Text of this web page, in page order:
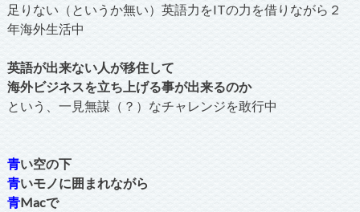
足りない（というか無い）英語力をITの力を借りながら２
年海外生活中
英語が出来ない人が移住して
海外ビジネスを立ち上げる事が出来るのか
という、一見無謀（？）なチャレンジを敢行中
青い空の下
青いモノに囲まれながら
青Macで